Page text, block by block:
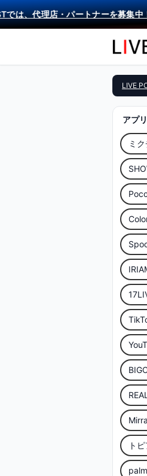
、代理店・パートナーを募集中！
LIVE
アプ
ミ
ト